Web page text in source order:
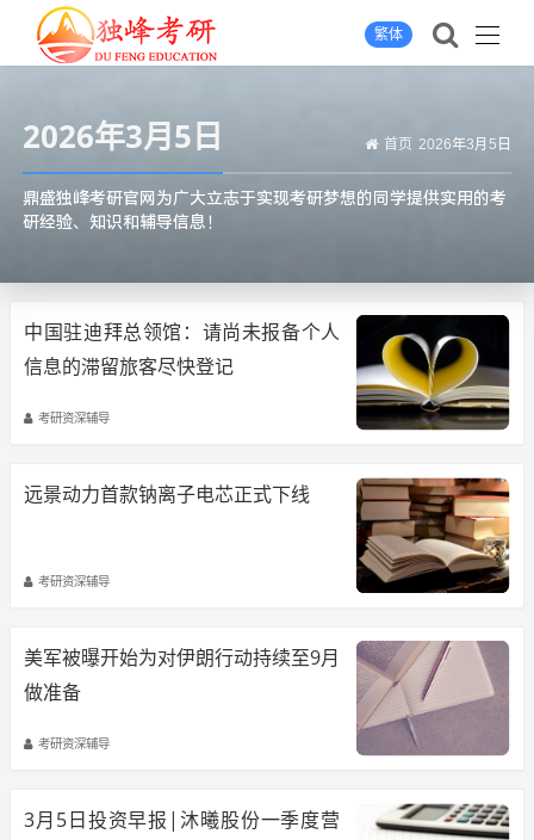
繁体
2026年3月5日 首页 2026年3月5日
鼎盛独峰考研官网为广大立志于实现考研梦想的同学提供实用的考
研经验、知识和辅导信息！
中国驻迪拜总领馆：请尚未报备个人
信息的滞留旅客尽快登记
考研资深辅导
远景动力首款钠离子电芯正式下线
考研资深辅导
美军被曝开始为对伊朗行动持续至9月
做准备
考研资深辅导
3月5日投资早报|沐曦股份一季度营